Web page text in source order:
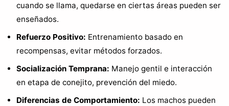
cuando se llama, quedarse en ciertas áreas pueden ser
enseñados.
Refuerzo Positivo: Entrenamiento basado en
recompensas, evitar métodos forzados.
Socialización Temprana: Manejo gentil e interacción
en etapa de conejito, prevención del miedo.
Diferencias de Comportamiento: Los machos pueden